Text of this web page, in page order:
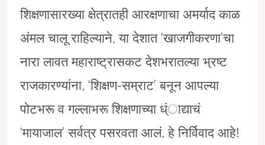
शिक्षणासारख्या क्षेत्रातही आरक्षणाचा अमर्याद काळ
अंमल चालू राहिल्याने, या देशात ‘खाजगीकरणा’चा
नारा लावत महाराष्ट्रासकट देशभरातल्या भ्रष्ट
राजकारण्यांना, ‘शिक्षण-सम्राट’ बनून आपल्या
पोटभरू व गल्लाभरू शिक्षणाच्या ध्ंाद्याचं
‘मायाजाल’ सर्वत्र पसरवता आलं, हे निर्विवाद आहे!